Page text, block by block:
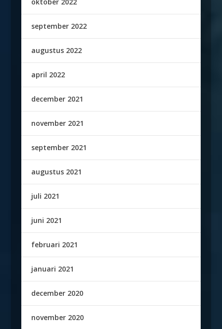
september 2022
augustus 2022
april 2022
december 2021
november 2021
september 2021
augustus 2021
juli 2021
juni 2021
februari 2021
januari 2021
december 2020
november 2020